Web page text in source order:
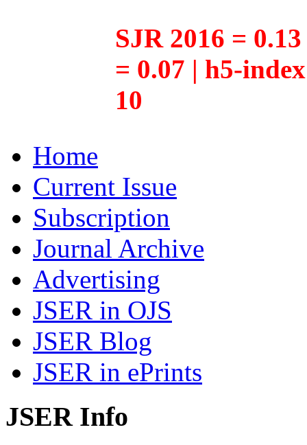
SJR 2016 =
= 0.07 | h5-
10
Home
Current Issue
Subscription
Journal Archive
Advertising
JSER in OJS
JSER Blog
JSER in ePrints
JSER Info